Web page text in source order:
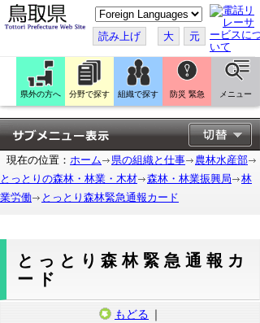
こ
の
ペ
ー
ジ
翻
訳
す
る
読み上げ 大 元
県外の方へ 分野で探す 組織で探す 防災 緊急 メニュー
現在の位置： ホーム 県の組織と仕事
農林水産部
とっとりの森林・林業・木材
森林・林業振興局
林
業労働
とっとり森林緊急通報カード
とっとり森林緊急通報カ
ード
もどる ｜